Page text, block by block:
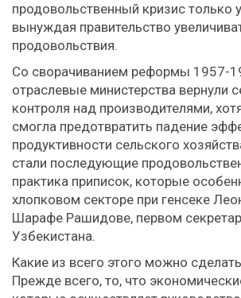
продовольственный кризис только
вынуждая правительство
продовольствия.
Со сворачиванием реформы 1957-
отраслевые министерства вернули
контроля над производителями,
смогла предотвратить падение
продуктивности сельского
стали последующие
практика приписок, которые
хлопковом секторе при генсеке
Шарафе Рашидове, первом
Узбекистана.
Какие из всего этого можно
Прежде всего, то, что